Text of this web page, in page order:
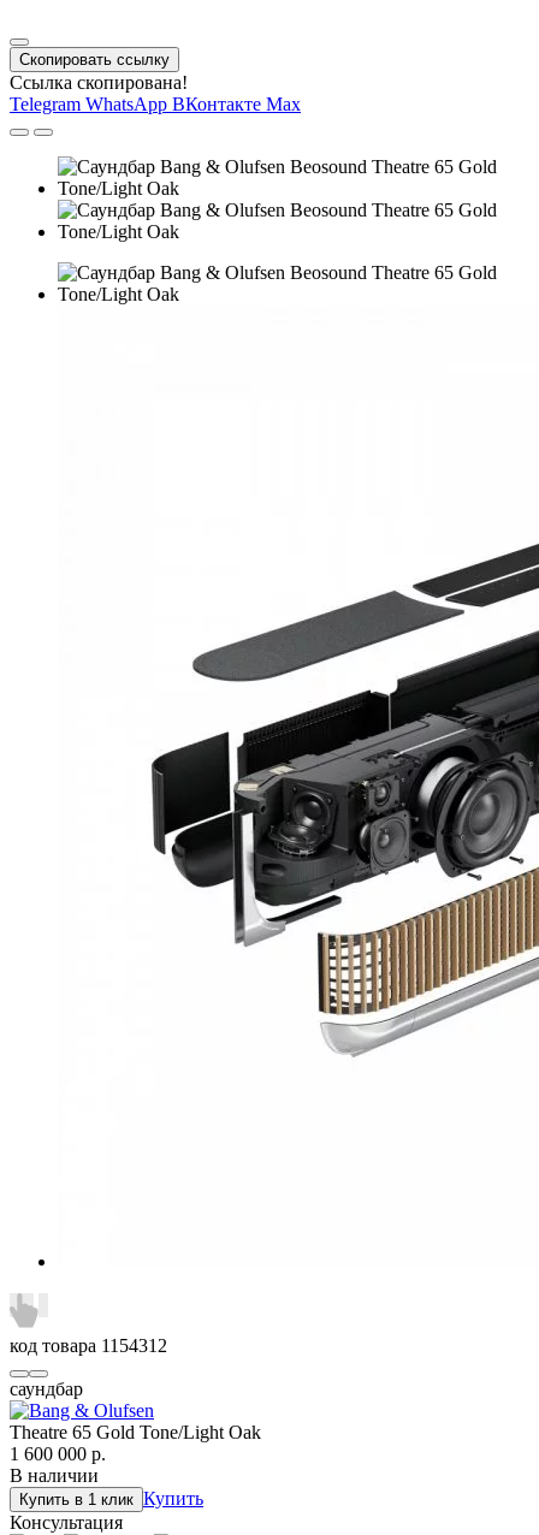
Скопировать ссылку
Ссылка скопирована!
Telegram WhatsApp ВКонтакте Max
код товара 1154312
саундбар
Theatre 65 Gold Tone/Light Oak
1 600 000 р.
В наличии
Купить в 1 клик Купить
Консультация